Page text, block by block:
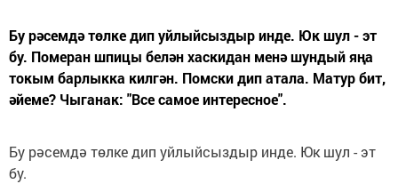
Бу рәсемдә төлке дип уйлыйсыздыр инде. Юк шул - эт
бу. Померан шпицы белән хаскидан менә шундый яңа
токым барлыкка килгән. Помски дип атала. Матур бит,
әйеме? Чыганак: "Все самое интересное".
Бу рәсемдә төлке дип уйлыйсыздыр инде. Юк шул - эт
бу.